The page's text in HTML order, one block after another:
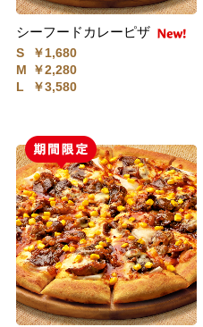
シーフードカレーピザ
S
￥1,680
M
￥2,280
L
￥3,580